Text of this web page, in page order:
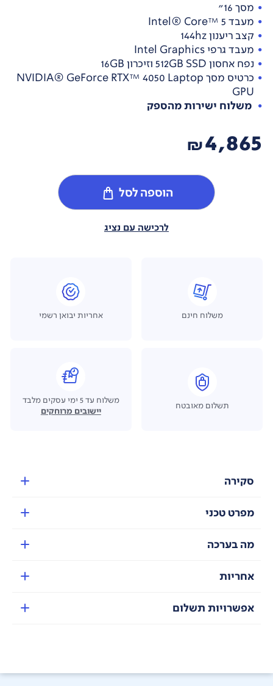
מסך 16"
מעבד Intel® Core™ 5
קצב ריענון 144hz
מעבד גרפי Intel Graphics
נפח אחסון 512GB SSD וזיכרון 16GB
כרטיס מסך NVIDIA® GeForce RTX™ 4050 Laptop
GPU
משלוח ישירות מהספק
4,865
₪
הוספה לסל
לרכישה עם נציג
משלוח חינם אחריות יבואן רשמי
תשלום מאובטח
משלוח עד 5 ימי עסקים מלבד
יישובים מרוחקים
סקירה
מפרט טכני
מה בערכה
אחריות
אפשרויות תשלום